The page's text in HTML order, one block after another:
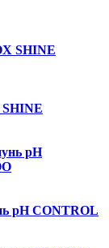
pH CONTROL